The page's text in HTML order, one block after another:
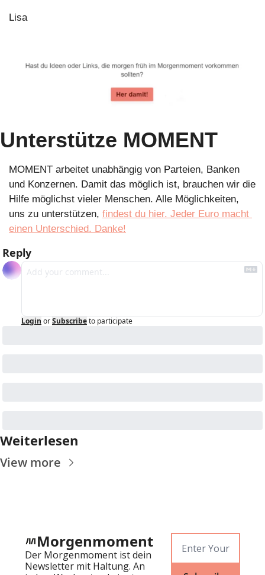
Lisa
Unterstütze MOMENT
MOMENT arbeitet unabhängig von Parteien, Banken
und Konzernen. Damit das möglich ist, brauchen wir die
Hilfe möglichst vieler Menschen. Alle Möglichkeiten,
uns zu unterstützen, findest du hier. Jeder Euro macht
einen Unterschied. Danke!
Reply
Login orSubscribeto participate
Weiterlesen
View more
Morgenmoment
Der Morgenmoment ist dein
Newsletter mit Haltung. An